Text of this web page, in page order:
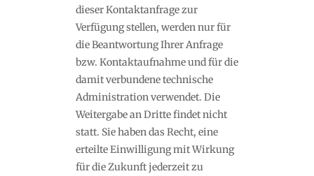
dieser Kontaktanfrage zur
Verfügung stellen, werden nur für
die Beantwortung Ihrer Anfrage
bzw. Kontaktaufnahme und für die
damit verbundene technische
Administration verwendet. Die
Weitergabe an Dritte findet nicht
statt. Sie haben das Recht, eine
erteilte Einwilligung mit Wirkung
für die Zukunft jederzeit zu